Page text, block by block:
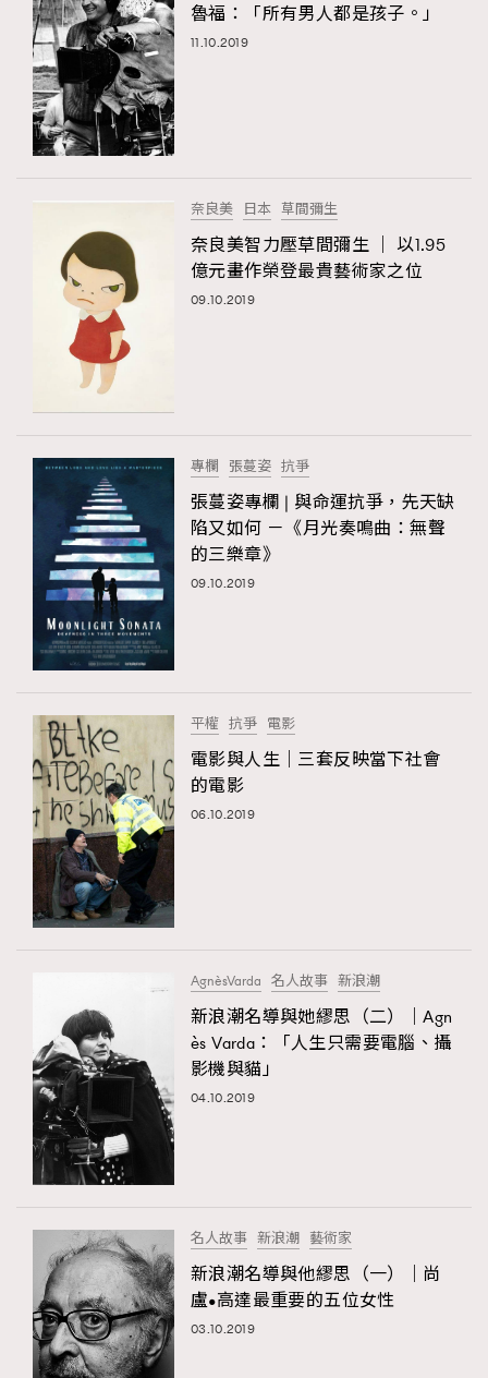
魯福：「所有男人都是孩子。」
11.10.2019
奈良美 日本 草間彌生
奈良美智力壓草間彌生 ｜ 以1.95
億元畫作榮登最貴藝術家之位
09.10.2019
專欄 張蔓姿 抗爭
張蔓姿專欄 | 與命運抗爭，先天缺
陷又如何 －《月光奏鳴曲：無聲
的三樂章》
09.10.2019
平權 抗爭 電影
電影與人生｜三套反映當下社會
的電影
06.10.2019
AgnèsVarda 名人故事 新浪潮
新浪潮名導與她繆思（二）｜Agn
ès Varda：「人生只需要電腦、攝
影機與貓」
04.10.2019
名人故事 新浪潮 藝術家
新浪潮名導與他繆思（一）｜尚
盧•高達最重要的五位女性
03.10.2019